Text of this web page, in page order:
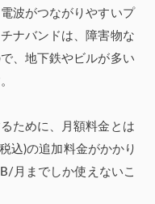
波がつながりやすいプ
ナバンドは、障害物な
、地下鉄やビルが多い
ために、月額料金とは
込)の追加料金がかかり
月までしか使えないこ